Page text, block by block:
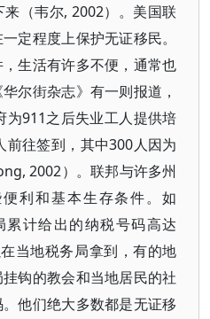
（韦尔, 2002）。美国联
定程度上保护无证移民。
生活有许多不便，通常也
尔街杂志》有一则报道，
为911之后失业工人提供培
往签到，其中300人因为
2002）。联邦与许多州
利和基本生存条件。如
累计给出的纳税号码高达
当地税务局拿到，有的地
钩的教会和当地居民的社
他们绝大多数都是无证移